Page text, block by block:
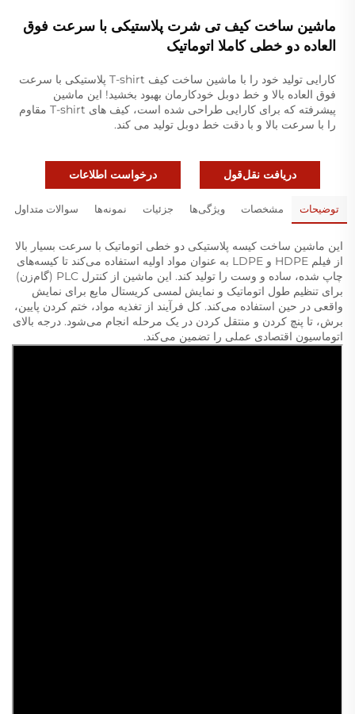
ماشین ساخت کیف تی شرت پلاستیکی با سرعت فوق
العاده دو خطی کاملا اتوماتیک
کارایی تولید خود را با ماشین ساخت کیف T-shirt پلاستیکی با سرعت
فوق العاده بالا و خط دوبل خودکارمان بهبود بخشید! این ماشین
پیشرفته که برای کارایی طراحی شده است، کیف های T-shirt مقاوم
را با سرعت بالا و با دقت خط دوبل تولید می کند.
دریافت نقل‌قول درخواست اطلاعات
توضیحات مشخصات ویژگی‌ها جزئیات نمونه‌ها سوالات متداول
این ماشین ساخت کیسه پلاستیکی دو خطی اتوماتیک با سرعت بسیار بالا
از فیلم HDPE و LDPE به عنوان مواد اولیه استفاده می‌کند تا کیسه‌های
چاپ شده، ساده و وست را تولید کند. این ماشین از کنترل PLC (گام‌زن)
برای تنظیم طول اتوماتیک و نمایش لمسی کریستال مایع برای نمایش
واقعی در حین استفاده می‌کند. کل فرآیند از تغذیه مواد، ختم کردن پایین،
برش، تا پنچ کردن و منتقل کردن در یک مرحله انجام می‌شود. درجه بالای
اتوماسیون اقتصادی عملی را تضمین می‌کند.